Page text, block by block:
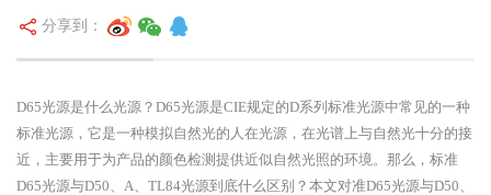
分享到：
D65光源是什么光源？D65光源是CIE规定的D系列标准光源中常见的一种
标准光源，它是一种模拟自然光的人在光源，在光谱上与自然光十分的接
近，主要用于为产品的颜色检测提供近似自然光照的环境。那么，标准
D65光源与D50、A、TL84光源到底什么区别？本文对准D65光源与D50、